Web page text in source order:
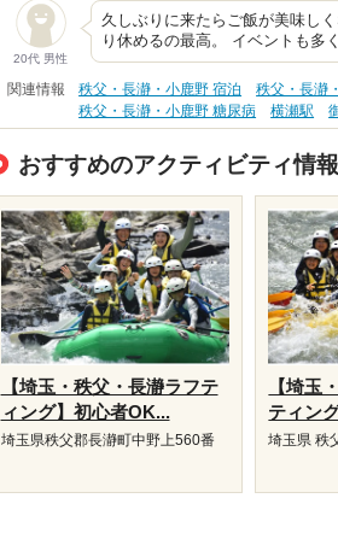
20代 男性
久しぶりに来たらご飯が美味し
り休めるの最高。 イベントも多
関連情報 秩父・長瀞・小鹿野 宿泊 秩父・長瀞
秩父・長瀞・小鹿野 糖尿病
横瀬駅
おすすめのアクティビティ情報
【埼玉・秩父・長瀞ラフテ
ィング】初心者OK...
埼玉県秩父郡長瀞町中野上560番
【埼玉
ティン
埼玉県 秩